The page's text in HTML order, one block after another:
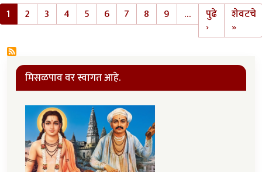
Pagination
1 2 3 4 5 6 7 8 9 … पुढे
›Next page
शेवटचे
»Last
मिसळपाव वर स्वागत आहे.